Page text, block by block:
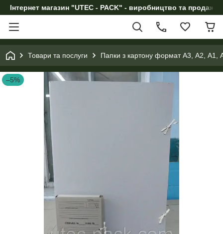
Інтернет магазин "UTEC - PACK" - виробництво та продаж
Товари та послуги Папки з картону формат А3, А2, А1,
–5%